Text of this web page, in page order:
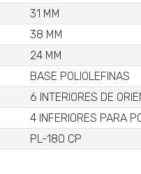
31 MM
38 MM
24 MM
BASE POLIOLEFINAS
6 INTERIORES DE
4 INFERIORES PARA
PL-180 CP